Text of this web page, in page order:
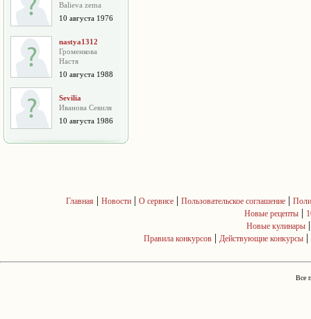
Balieva zema
10 августа 1976
nastya1312
Громенкова
Настя
10 августа 1988
Sevilia
Иванова Севиля
10 августа 1986
Главная | Новости| О сервисе| Пользовательское соглашение|
Новые рецепты |
Новые кулинары
Правила конкурсов | Действующие конкурсы |
Все